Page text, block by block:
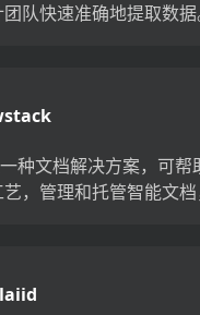
队快速准确地提取数
种文档解决方案，可帮
，管理和托管智能文